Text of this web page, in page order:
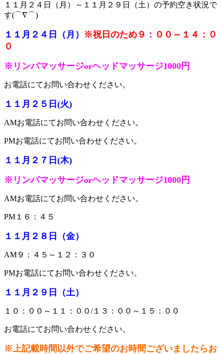
１１月２４日（月）～１１月２９日（土）の予約空き状況で
す(⌒∇⌒)
１１月２４ 日（月） ※祝日のため９：００～１４：０
０
※リンパマッサージorヘッドマッサージ1000円
お電話にてお問い合わせください。
１１月２５日(火)
AMお電話にてお問い合わせください。
PMお電話にてお問い合わせください。
１１月２７日(木)
※リンパマッサージorヘッドマッサージ1000円
AMお電話にてお問い合わせください。
PM１６：４５
１１ 月２８ 日（金）
AM９：４５～１２：３０
PMお電話にてお問い合わせください。
１１ 月２９ 日（土）
１０：００～１１：００/１３：００～１５：００
お電話にてお問い合わせください。
※上記載時間以外でご希望のお時間ございましたらお